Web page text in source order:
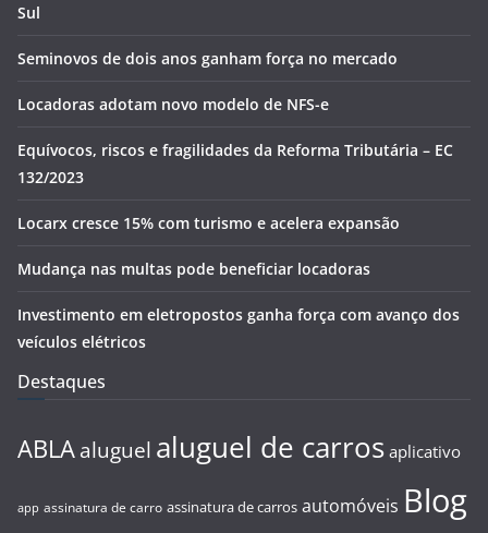
Sul
Seminovos de dois anos ganham força no mercado
Locadoras adotam novo modelo de NFS-e
Equívocos, riscos e fragilidades da Reforma Tributária – EC
132/2023
Locarx cresce 15% com turismo e acelera expansão
Mudança nas multas pode beneficiar locadoras
Investimento em eletropostos ganha força com avanço dos
veículos elétricos
Destaques
ABLA aluguel aluguel de carros aplicativo
app assinatura de carro assinatura de carros automóveis Blog